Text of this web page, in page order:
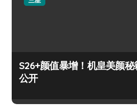
S26+颜值暴增！机皇美颜秘
公开